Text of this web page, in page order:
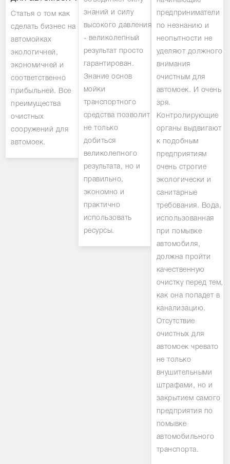
Статья о том как
сделать бизнес на
автомойках
экологичней,
экономичней и
соответственно
прибыльней. Все
преимущества
очистных
сооружений для
автомоек.
знаний и силу
высокого давления
- великолепный
результат просто
гарантирован.
Знание основ
мойки
транспортного
средства позволит
не только
добиться
великолепного
результата, но и
правильно,
экономно и
практично
использовать
ресурсы.
предприниматели
по незнанию и
неопытности не
уделяют должного
внимания
очистным для
автомоек. И очень
зря.
Контролирующие
органы выдвигают
к подобным
предприятиям
очень строгие
экологически и
санитарные
требования. Вода,
использованная
при помывке
автомобиля,
должна пройти
качественную
очистку перед тем,
как она попадет в
канализацию.
Отсутствие
очистных для
автомоек чревато
не только
внушительными
штрафами, но и
закрытием самого
предприятия по
помывке
автомобильного
транспорта.